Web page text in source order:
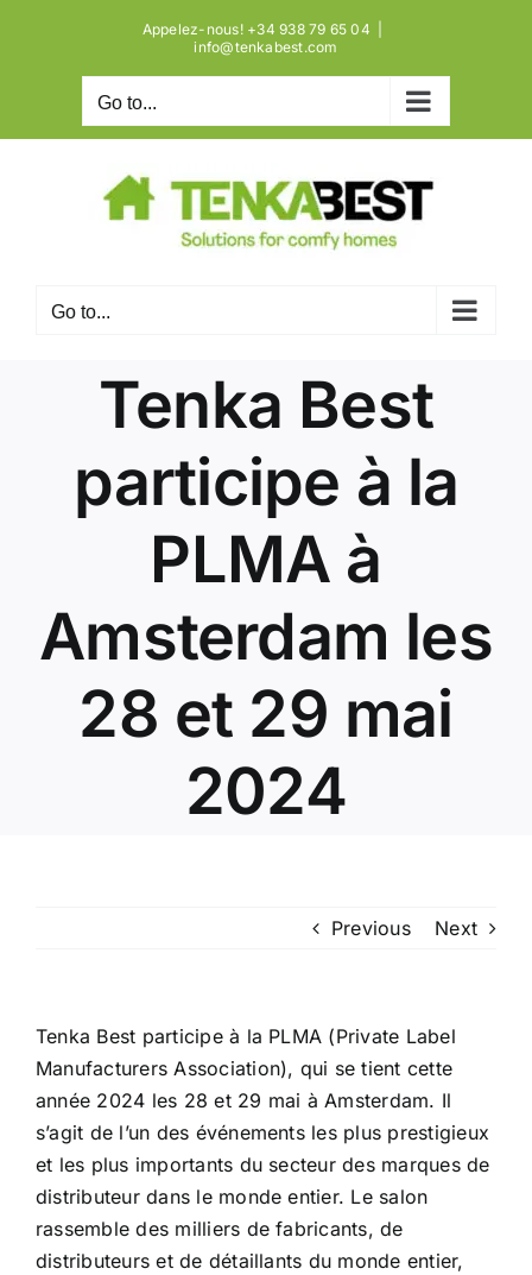
Appelez-nous! +34 938 79 65 04
info@tenkabest.com
Go to...
Go to...
Tenka Best
participe à la
PLMA à
Amsterdam les
28 et 29 mai
2024
Previous Next
Tenka Best participe à la PLMA (Private Label
Manufacturers Association), qui se tient cette
année 2024 les 28 et 29 mai à Amsterdam. Il
s’agit de l’un des événements les plus prestigieux
et les plus importants du secteur des marques de
distributeur dans le monde entier. Le salon
rassemble des milliers de fabricants, de
distributeurs et de détaillants du monde entier,